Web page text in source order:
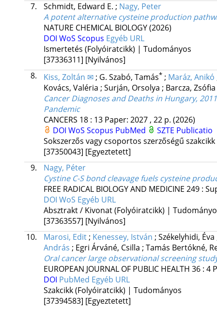
7.
Schmidt, Edward E. ; Nagy, Peter
A potent alternative cysteine production
NATURE CHEMICAL BIOLOGY(2026)
DOI WoS Scopus Egyéb URL
Ismertetés (Folyóiratcikk) | Tudományos
[37336311] [Nyilvános]
8.
Kiss, Zoltán ✉ ; G. Szabó, Tamás* ; Maráz, Anikó
Kovács, Valéria ; Surján, Orsolya ; Barcza, Zsófia
Cancer Diagnoses and Deaths in Hungary,
Pandemic
CANCERS 18: 13 Paper: 2027 , 22 p. (2026)
DOI WoS Scopus PubMed
SZTE Publicatio
Sokszerzős vagy csoportos szerzőségű
[37350043] [Egyeztetett]
9.
Nagy, Péter
Cystine C-S bond cleavage fuels cysteine
FREE RADICAL BIOLOGY AND MEDICINE 249:
DOI WoS Egyéb URL
Absztrakt / Kivonat (Folyóiratcikk) |
[37363557] [Nyilvános]
10.
Marosi, Edit ; Kenessey, István ; Székelyhidi, Éva
András ; Egri Árváné, Csilla ; Tamás Bertókné,
Oral cancer large observational screening
EUROPEAN JOURNAL OF PUBLIC HEALTH 36: 4
DOI PubMed Egyéb URL
Szakcikk (Folyóiratcikk) | Tudományos
[37394583] [Egyeztetett]